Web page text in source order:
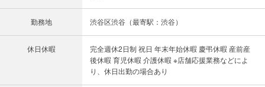
勤務地 渋谷区渋谷（最寄駅：渋谷）
休日休暇
完全週休2日制 祝日 年末年始休暇 慶弔休暇 産前産
後休暇 育児休暇 介護休暇 ※店舗応援業務などによ
り、休日出勤の場合あり